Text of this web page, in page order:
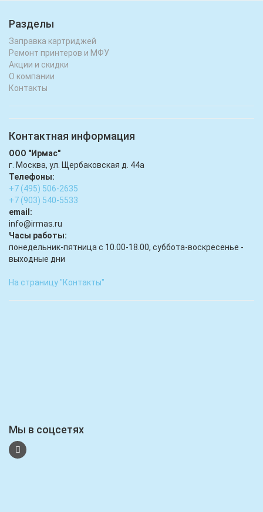
Разделы
Заправка картриджей
Ремонт принтеров и МФУ
Акции и скидки
О компании
Контакты
Контактная информация
ООО "Ирмас"
г. Москва, ул. Щербаковская д. 44а
Телефоны:
+7 (495) 506-2635
+7 (903) 540-5533
email:
infо@irmas.ru
Часы работы:
понедельник-пятница с 10.00-18.00, суббота-воскресенье -
выходные дни
На страницу "Контакты"
Мы в соцсетях